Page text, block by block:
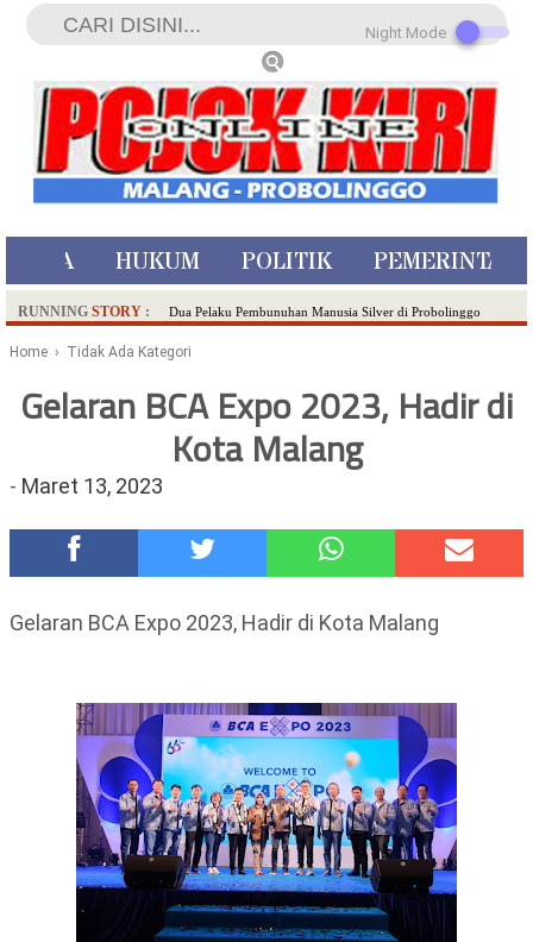
HUKUM POLITIK
RUNNING STORY : Dua Pelaku Pembunuhan Manusia Silver di Probolinggo
Literasi Melalui LASKAR JODA, Usung Filosofi Gelar Sehelai
Ambulance Dari Berbagai Daerah Padati Kota Wisata Batu
Polsek Wonoasih Perkuat Ketahanan Pangan Lewat Dialog
Bersama Petani
PEMILIH BERKELANJUTAN (PDPB) TRIWULAN II
Meriah,Peringati Hari Bhayangkara ke-80,Polres Batu Gelar
Kapolres Cup 9 Ball Tournament,Gandeng Carabao Bistro &
Pool Batu HQ Total Hadiah Rp 5 Juta
DKD PERADI Malang Jatuhkan Putusan Pelanggaran Kode Etik
Advokat, Abd. Aziz Divonis Bersalah
Healing-Healing Ke-Malang Batu Jangan Lupa Mampir Ke-
Waroeng Tani Dau Malang,Dijamin Ketagihan,Ini Sebabnya
Home › Tidak Ada Kategori
Gelaran BCA Expo 2023, Hadir di
Kota Malang
- Maret 13, 2023
Gelaran BCA Expo 2023, Hadir di Kota Malang
Night Mode